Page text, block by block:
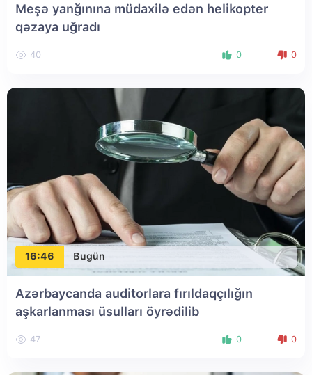
Meşə yanğınına müdaxilə edən helikopter
qəzaya uğradı
40 0 0
16:46 Bugün
Azərbaycanda auditorlara fırıldaqçılığın
aşkarlanması üsulları öyrədilib
47 0 0